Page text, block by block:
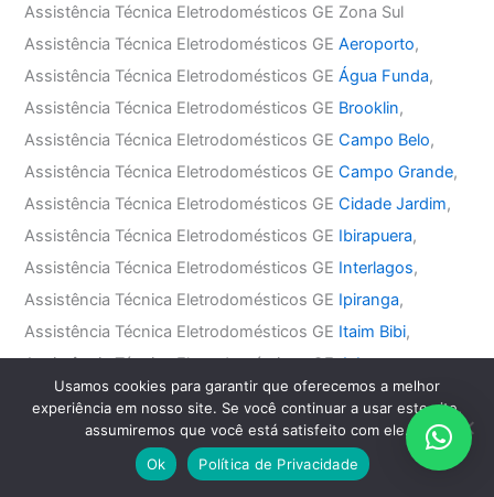
Assistência Técnica Eletrodomésticos GE Zona Sul
Assistência Técnica Eletrodomésticos GEAeroporto,
Assistência Técnica Eletrodomésticos GEÁgua Funda,
Assistência Técnica Eletrodomésticos GE Brooklin,
Assistência Técnica Eletrodomésticos GECampo Belo,
Assistência Técnica Eletrodomésticos GECampo Grande,
Assistência Técnica Eletrodomésticos GECidade Jardim,
Assistência Técnica Eletrodomésticos GE Ibirapuera,
Assistência Técnica Eletrodomésticos GE Interlagos,
Assistência Técnica Eletrodomésticos GE Ipiranga,
Assistência Técnica Eletrodomésticos GE Itaim Bibi,
Assistência Técnica Eletrodomésticos GEJabaquara,
Assistência Técnica Eletrodomésticos GEJardim América
Assistência Técnica Eletrodomésticos GEJardim Europa,
Assistência Técnica Eletrodomésticos GEJardim Paulista
Usamos cookies para garantir que oferecemos a melhor
experiência em nosso site. Se você continuar a usar este site,
assumiremos que você está satisfeito com ele.
Ok
Política de Privacidade